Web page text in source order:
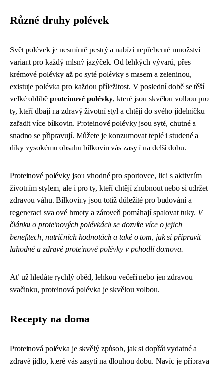
Různé druhy polévek
Svět polévek je nesmírně pestrý a nabízí nepřeberné množství
variant pro každý mlsný jazýček. Od lehkých vývarů, přes
krémové polévky až po syté polévky s masem a zeleninou,
existuje polévka pro každou příležitost. V poslední době se těší
velké oblibě proteinové polévky, které jsou skvělou volbou pro
ty, kteří dbají na zdravý životní styl a chtějí do svého jídelníčku
zařadit více bílkovin. Proteinové polévky jsou syté, chutné a
snadno se připravují. Můžete je konzumovat teplé i studené a
díky vysokému obsahu bílkovin vás zasytí na delší dobu.
Proteinové polévky jsou vhodné pro sportovce, lidi s aktivním
životním stylem, ale i pro ty, kteří chtějí zhubnout nebo si udržet
zdravou váhu. Bílkoviny jsou totiž důležité pro budování a
regeneraci svalové hmoty a zároveň pomáhají spalovat tuky. V
článku o proteinových polévkách se dozvíte více o jejich
benefitech, nutričních hodnotách a také o tom, jak si připravit
lahodné a zdravé proteinové polévky v pohodlí domova.
Ať už hledáte rychlý oběd, lehkou večeři nebo jen zdravou
svačinku, proteinová polévka je skvělou volbou.
Recepty na doma
Proteinová polévka je skvělý způsob, jak si dopřát vydatné a
zdravé jídlo, které vás zasytí na dlouhou dobu. Navíc je příprava